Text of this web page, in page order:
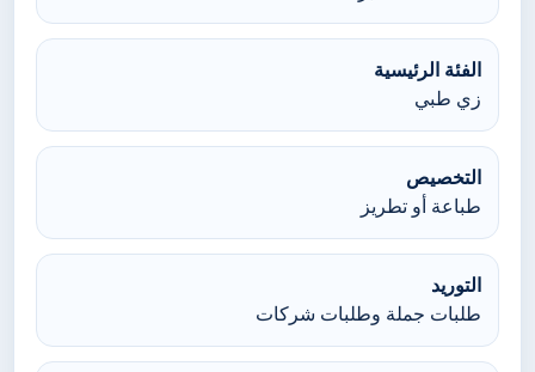
الفئة الرئيسية
زي طبي
التخصيص
طباعة أو تطريز
التوريد
طلبات جملة وطلبات شركات